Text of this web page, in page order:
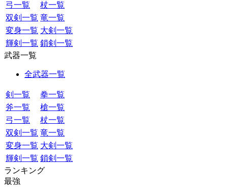
弓一覧
杖一覧
双剣一覧 竜一覧
変身一覧 大剣一覧
輝剣一覧 鎖剣一覧
武器一覧
全武器一覧
剣一覧
拳一覧
斧一覧
槍一覧
弓一覧
杖一覧
双剣一覧 竜一覧
変身一覧 大剣一覧
輝剣一覧 鎖剣一覧
ランキング
最強